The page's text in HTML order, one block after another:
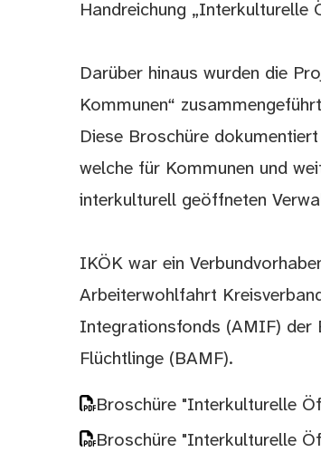
Handreichung „Interkulturelle
Darüber hinaus wurden die
Kommunen“
Diese Broschüre
welche für Kommunen und
interkulturell geöffneten
IKÖK war ein
Arbeiterwohlfahrt
Integrationsfonds (AMIF) der
Flüchtlinge (BAMF).
Broschüre "Interkulturelle
Broschüre "Interkulturelle